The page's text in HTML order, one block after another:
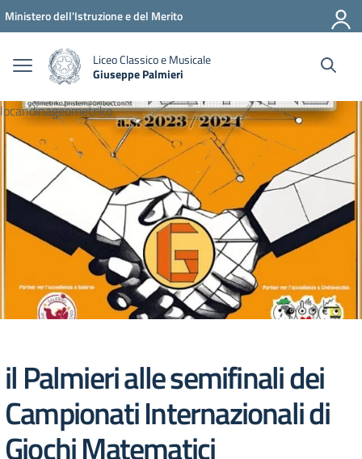
Vai ai contenuti
Vai al menu di navigazione
Vai al footer
Ministero dell'Istruzione e del Merito
Liceo Classico e Musicale
Giuseppe Palmieri
locandinageometriko
il Palmieri alle semifinali dei
Campionati Internazionali di
Giochi Matematici